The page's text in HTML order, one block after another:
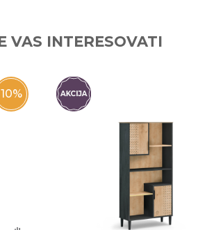
VAS INTERESOVATI
10%